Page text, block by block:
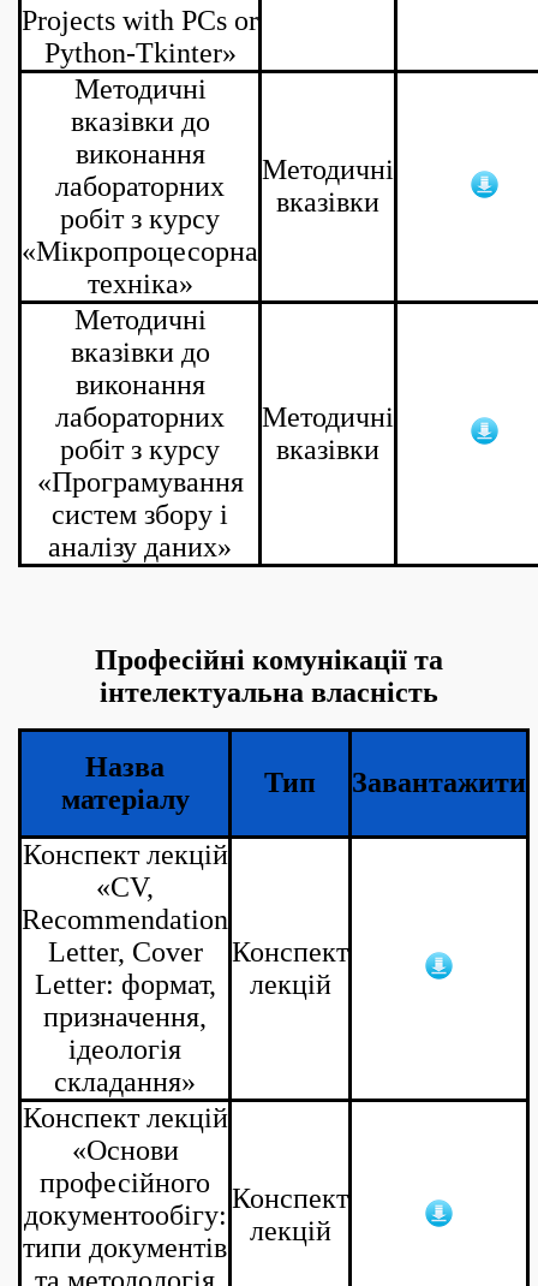
Projects with PCs or
Python-Tkinter»
Методичні
вказівки до
виконання
лабораторних
робіт з курсу
«Мікропроцесорна
техніка»
Методичні
вказівки
Методичні
вказівки до
виконання
лабораторних
робіт з курсу
«Програмування
систем збору і
аналізу даних»
Методичні
вказівки
Професійні комунікації та
інтелектуальна власність
Назва
матеріалу
Тип Завантажити
Конспект лекцій
«CV,
Recommendation
Letter, Cover
Letter: формат,
призначення,
ідеологія
складання»
Конспект
лекцій
Конспект лекцій
«Основи
професійного
документообігу:
типи документів
Конспект
лекцій